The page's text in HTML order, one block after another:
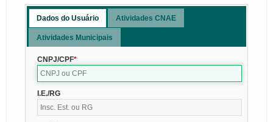
Dados do Usuário Atividades CNAE
Atividades Municipais
CNPJ/CPF
I.E./RG